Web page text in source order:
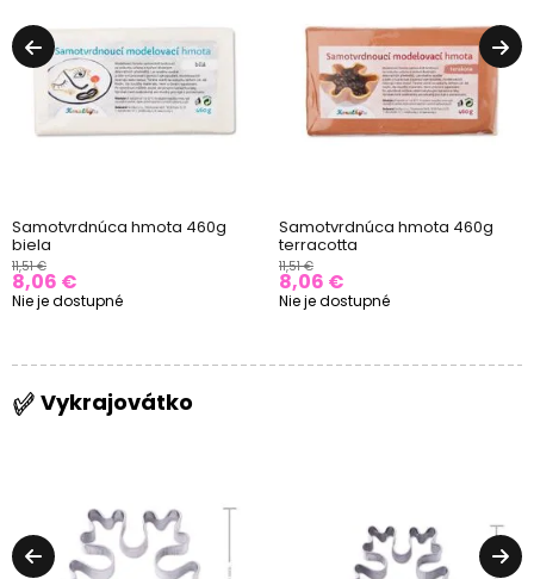
Samotvrdnúca hmota 460g
biela
11,51 €
8,06 €
Nie je dostupné
Samotvrdnúca hmota 460g
terracotta
11,51 €
8,06 €
Nie je dostupné
Vykrajovátko